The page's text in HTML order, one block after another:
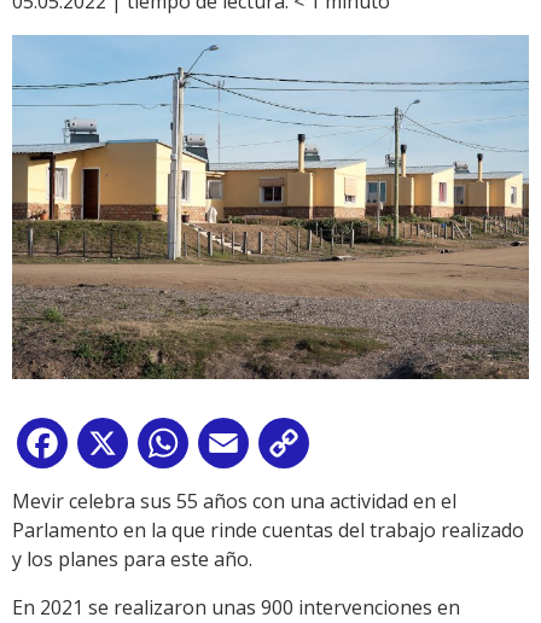
Facebook
X WhatsApp
Email
Link
Mevir celebra sus 55 años con una actividad en el
Parlamento en la que rinde cuentas del trabajo realizado
y los planes para este año.
En 2021 se realizaron unas 900 intervenciones en